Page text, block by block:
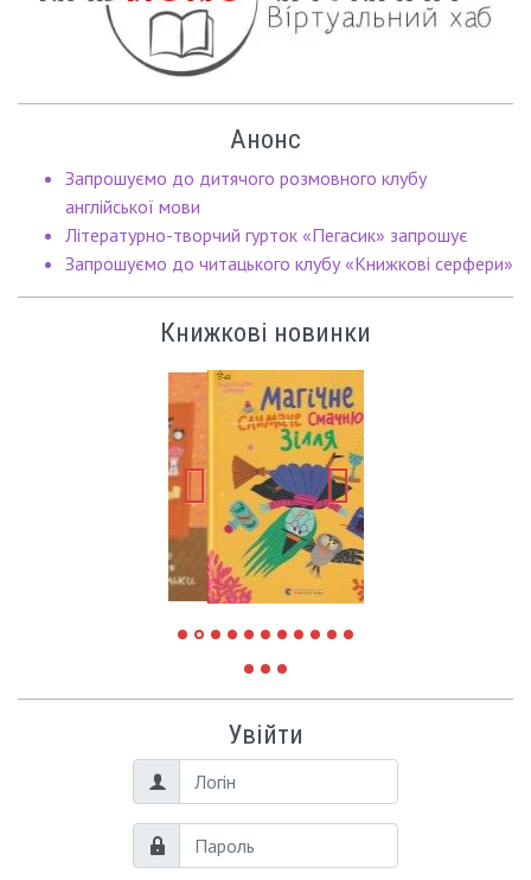
Анонс
Запрошуємо до дитячого розмовного клубу
англійської мови
Літературно-творчий гурток «Пегасик» запрошує
Запрошуємо до читацького клубу «Книжкові серфери»
Книжкові новинки
Увійти
Логін
Пароль